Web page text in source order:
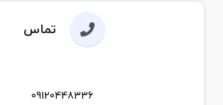
تماس
09120448336